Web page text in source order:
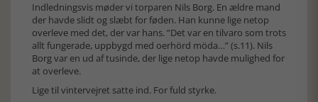
Indledningsvis møder vi torparen Nils Borg. En ældre mand
der havde slidt og slæbt for føden. Han kunne lige netop
overleve med det, der var hans. ”Det var en tilvaro som trots
allt fungerade, uppbygd med oerhörd möda…” (s.11). Nils
Borg var en ud af tusinde, der lige netop havde mulighed for
at overleve.
Lige til vintervejret satte ind. For fuld styrke.